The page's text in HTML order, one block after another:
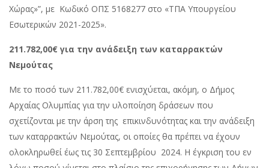
Χώρας»”, με Κωδικό ΟΠΣ 5168277 στο «ΤΠΑ Υπουργείου
Εσωτερικών 2021-2025».
211.782,00€ για την ανάδειξη των καταρρακτών
Νεμούτας
Με το ποσό των 211.782,00€ ενισχύεται, ακόμη, ο Δήμος
Αρχαίας Ολυμπίας για την υλοποίηση δράσεων που
σχετίζονται με την άρση της επικινδυνότητας και την ανάδειξη
των καταρρακτών Νεμούτας, οι οποίες θα πρέπει να έχουν
ολοκληρωθεί έως τις 30 Σεπτεμβρίου 2024. Η έγκριση του εν